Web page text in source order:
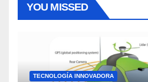
YOU MISSED
TECNOLOGÍA INNOVADORA